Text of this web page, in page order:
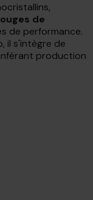
de
de performance.
il s'intègre de
production